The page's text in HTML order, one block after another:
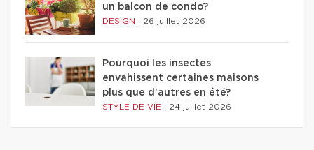
un balcon de condo?
DESIGN 26 juillet 2026
Pourquoi les insectes
envahissent certaines maisons
plus que d'autres en été?
STYLE DE VIE 24 juillet 2026